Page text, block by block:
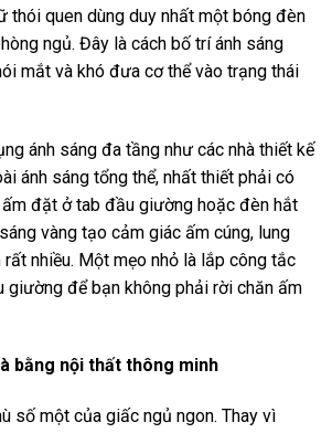
thói quen dùng duy nhất một bóng đèn
ngủ. Đây là cách bố trí ánh sáng
mắt và khó đưa cơ thể vào trạng thái
ánh sáng đa tầng như các nhà thiết kế
ánh sáng tổng thể, nhất thiết phải có
đặt ở tab đầu giường hoặc đèn hắt
vàng tạo cảm giác ấm cúng, lung
rất nhiều. Một mẹo nhỏ là lắp công tắc
giường để bạn không phải rời chăn ấm
bằng nội thất thông minh
số một của giấc ngủ ngon. Thay vì